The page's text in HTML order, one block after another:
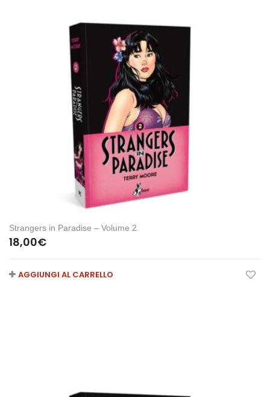
Strangers in Paradise – Volume 2
18,00€
AGGIUNGI AL CARRELLO